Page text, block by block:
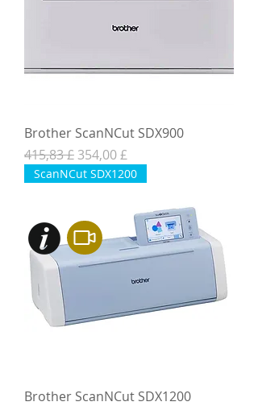
Brother ScanNCut SDX900
Normaali hinta
415,83 £ Alehinta
354,00 £
ScanNCut SDX1200
Brother ScanNCut SDX1200